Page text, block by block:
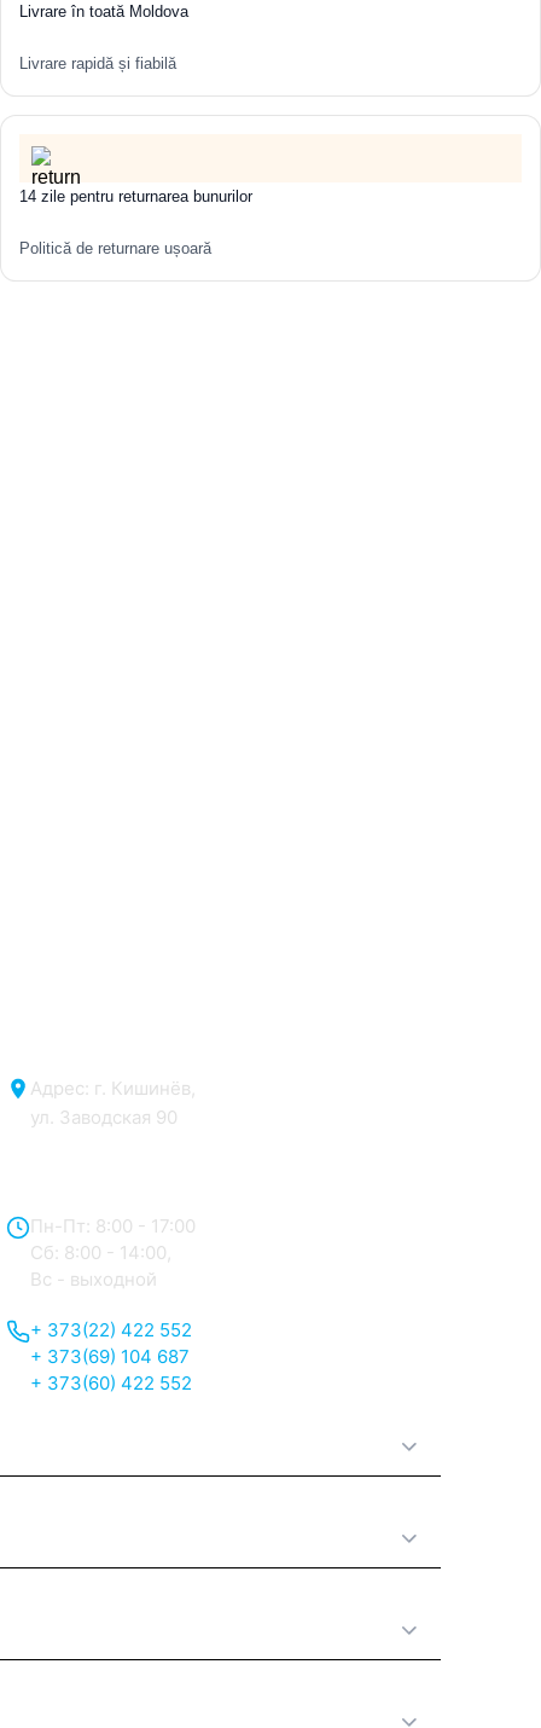
Livrare în toată Moldova
Livrare rapidă și fiabilă
14 zile pentru returnarea bunurilor
Politică de returnare ușoară
Адрес: г. Кишинёв,
ул. Заводская 90
Пн-Пт: 8:00 - 17:00
Сб: 8:00 - 14:00,
Вс - выходной
+ 373(22) 422 552
+ 373(69) 104 687
+ 373(60) 422 552